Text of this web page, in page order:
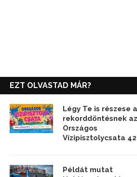
EZT OLVASTAD MÁR?
Légy Te is részese a
rekorddöntésnek az
Országos
Vízipisztolycsata
Példát mutat